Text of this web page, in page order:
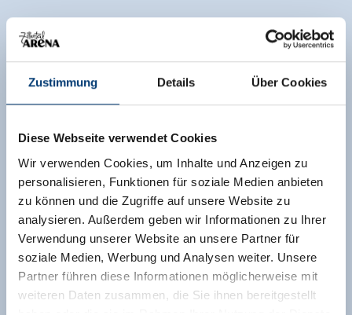
Zustimmung Details Über Cookies
Diese Webseite verwendet Cookies
Wir verwenden Cookies, um Inhalte und Anzeigen zu
personalisieren, Funktionen für soziale Medien anbieten
zu können und die Zugriffe auf unsere Website zu
analysieren. Außerdem geben wir Informationen zu Ihrer
Verwendung unserer Website an unsere Partner für
soziale Medien, Werbung und Analysen weiter. Unsere
Partner führen diese Informationen möglicherweise mit
weiteren Daten zusammen, die Sie ihnen bereitgestellt